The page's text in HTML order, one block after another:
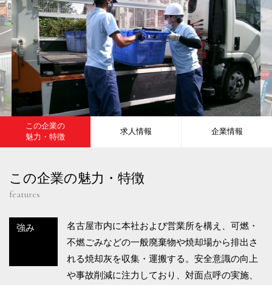
この企業の
魅力・特徴
求人情報 企業情報
この企業の魅力・特徴
features
強み
名古屋市内に本社および営業所を構え、可燃・
不燃ごみなどの一般廃棄物や焼却場から排出さ
れる焼却灰を収集・運搬する。安全意識の向上
や事故削減に注力しており、対面点呼の実施、